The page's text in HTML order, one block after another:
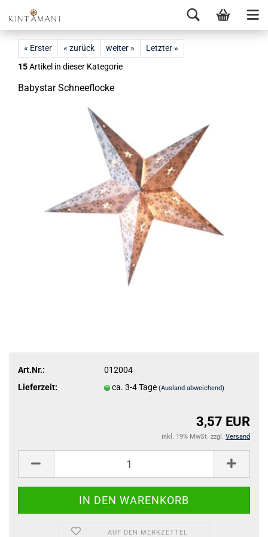
« Erster « zurück weiter »
Letzter »
15Artikel in dieser Kategorie
Ba­by­star Schnee­flo­cke
Art.Nr.:
012004
Lieferzeit:
ca. 3-4 Tage(Ausland abweichend)
3,57 EUR
inkl. 19% MwSt. zzgl. Versand
AUF DEN MERKZETTEL